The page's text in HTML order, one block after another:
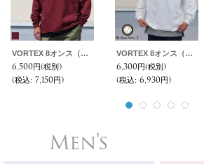
VORTEX 8オンス（MVS天竺）モックネック バルーン 長袖Tee『MADE IN JAPAN』『日本製』 / Upscape Audience
6,500円(税別)
(税込: 7,150円)
VORTEX 8オンス（MVS天竺）モックネック バルーン 長袖Tee『MADE IN JAPAN』『日本製』 / Upscape Audience
6,300円(税別)
(税込: 6,930円)
Men's